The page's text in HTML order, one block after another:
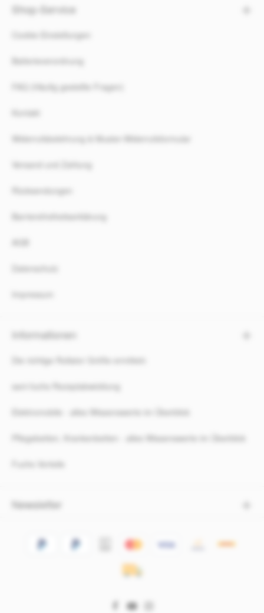
Shop-Service
Cookie-Einstellungen
Batterieverordnung
FAQ (Häufig gestellte Fragen)
Kontakt
Widerrufsbelehrung & Muster-Widerrufsformular
Versand und Zahlung
Rücksendungen
Barrierefreiheitserklärung
Datenschutz
Impressum
Informationen
Die richtige Rollator Größe ermitteln
sani-fuchs Rezeptabwicklung
Elektromobile - alles Wissenswerte im Überblick
Pflegebetten, Krankenbetten - alles Wissenswerte im Überblick
Newsletter